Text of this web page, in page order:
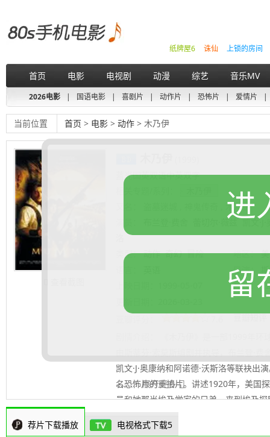
上锁的房间
诛仙
纸牌屋6
首页 电影 电视剧 动漫 综艺 音乐MV
2026电影 | 国语电影 | 喜剧片 | 动作片 | 恐怖片 | 爱情片 |
当前位置 首页 > 电影 > 动作 > 木乃伊
蓝光国英双语中英双字
盗墓迷城 , 神鬼传奇 , 木乃伊
蕾切尔·薇兹
凯文
类型： 动作 奇幻 冒险 地区：
导演：
片长：
凯文·J·奥康纳和阿诺德·沃斯洛等联袂出
名恐怖片的重拍片。讲述1920年，美国
员和她那当埃及学家的兄弟，来到埃及
成活人，随后开始了一段刺激惊险之旅
墓地，相传此处拥有法老留下的大量珍
.......... 展开更多
荐片下载播放 电视格式下载5
进
留